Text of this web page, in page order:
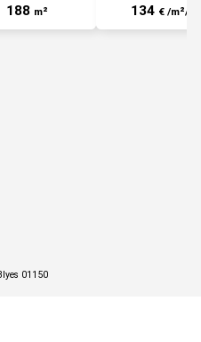
188 m² 134 € /m²/an